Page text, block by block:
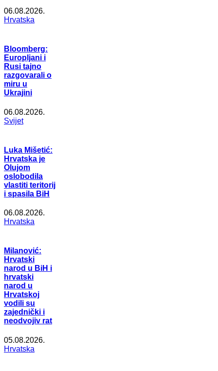
06.08.2026.
Hrvatska
Bloomberg:
Europljani i
Rusi tajno
razgovarali o
miru u
Ukrajini
06.08.2026.
Svijet
Luka Mišetić:
Hrvatska je
Olujom
oslobodila
vlastiti teritorij
i spasila BiH
06.08.2026.
Hrvatska
Milanović:
Hrvatski
narod u BiH i
hrvatski
narod u
Hrvatskoj
vodili su
zajednički i
neodvojiv rat
05.08.2026.
Hrvatska